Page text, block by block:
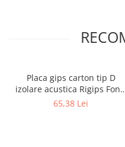
Placa gips carton tip D
izolare acustica Rigips
12.5 x 1200 x 2600 mm
65,38 Lei